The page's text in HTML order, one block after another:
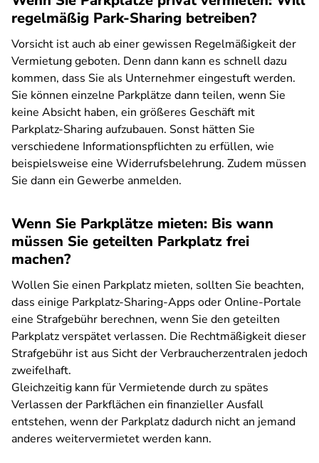
regelmäßig Park-Sharing betreiben?
Vorsicht ist auch ab einer gewissen Regelmäßigkeit der
Vermietung geboten. Denn dann kann es schnell dazu
kommen, dass Sie als Unternehmer eingestuft werden.
Sie können einzelne Parkplätze dann teilen, wenn Sie
keine Absicht haben, ein größeres Geschäft mit
Parkplatz-Sharing aufzubauen. Sonst hätten Sie
verschiedene Informationspflichten zu erfüllen, wie
beispielsweise eine Widerrufsbelehrung. Zudem müssen
Sie dann ein Gewerbe anmelden.
Wenn Sie Parkplätze mieten: Bis wann
müssen Sie geteilten Parkplatz frei
machen?
Wollen Sie einen Parkplatz mieten, sollten Sie beachten,
dass einige Parkplatz-Sharing-Apps oder Online-Portale
eine Strafgebühr berechnen, wenn Sie den geteilten
Parkplatz verspätet verlassen. Die Rechtmäßigkeit dieser
Strafgebühr ist aus Sicht der Verbraucherzentralen jedoch
zweifelhaft.
Gleichzeitig kann für Vermietende durch zu spätes
Verlassen der Parkflächen ein finanzieller Ausfall
entstehen, wenn der Parkplatz dadurch nicht an jemand
anderes weitervermietet werden kann.